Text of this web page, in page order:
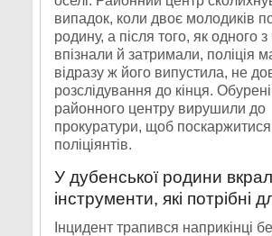
випадок, коли двоє молодиків
родину, а після того, як одного з
впізнали й затримали, поліція
відразу ж його випустила, не
розслідування до кінця.
районного центру вирушили до
прокуратури, щоб поскаржитися
поліціянтів.
У дубенської родини
інструменти, які потрібні
Інцидент трапився наприкінці